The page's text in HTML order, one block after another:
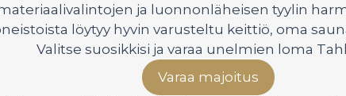
ja luonnonläheisen tyylin
löytyy hyvin varusteltu keittiö, oma
Valitse suosikkisi ja varaa unelmien loma
Varaa majoitus